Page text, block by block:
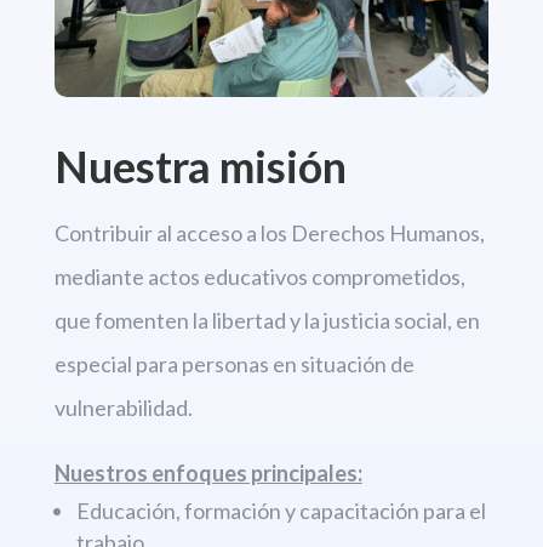
Nuestra misión
Contribuir al acceso a los Derechos Humanos,
mediante actos educativos comprometidos,
que fomenten la libertady la justicia social, en
especial para personas en situación de
vulnerabilidad.
Nuestros enfoques principales:
Educación, formación y capacitación para el